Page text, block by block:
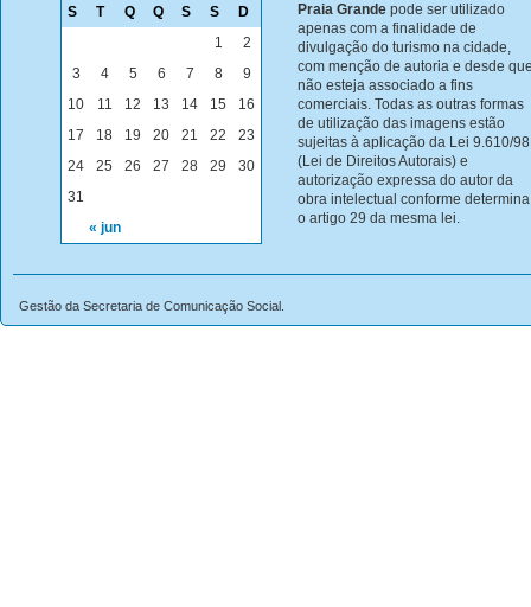
S
T Q Q S S D
« jun
1
2
3
4 5 6 7 8
9
10
11 12 13 14 15
16
17
18 19 20 21 22
23
24
25 26 27 28 29
30
31
Praia Grande pode ser utilizado
apenas com a finalidade de
divulgação do turismo na cidade,
com menção de autoria e desde
não esteja associado a fins
comerciais. Todas as outras formas
de utilização das imagens estão
sujeitas à aplicação da Lei 9.610/98
(Lei de Direitos Autorais) e
autorização expressa do autor da
obra intelectual conforme determina
o artigo 29 da mesma lei.
Gestão da Secretaria de Comunicação Social.